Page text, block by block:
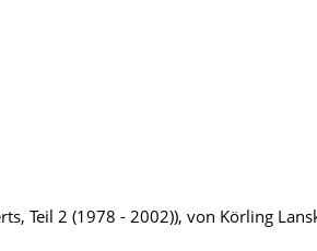
Teil 2 (1978 - 2002)), von Körling